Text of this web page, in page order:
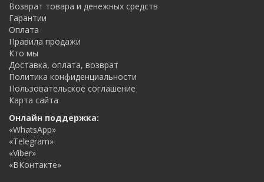
Возврат товара и денежных средств
Гарантии
Оплата
Правила продажи
Кто мы
Доставка, оплата, возврат
Политика конфиденциальности
Пользовательское соглашение
Карта сайта
Онлайн поддержка:
«WhatsApp»
«Telegram»
«Viber»
«ВКонтакте»